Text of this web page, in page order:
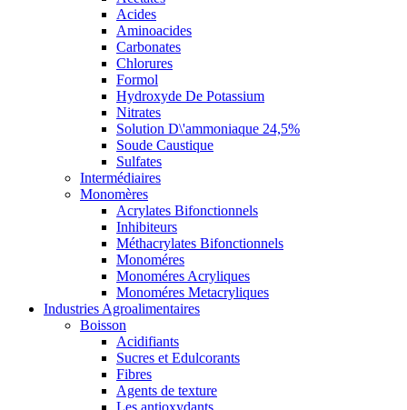
Acides
Aminoacides
Carbonates
Chlorures
Formol
Hydroxyde De Potassium
Nitrates
Solution D\'ammoniaque 24,5%
Soude Caustique
Sulfates
Intermédiaires
Monomères
Acrylates Bifonctionnels
Inhibiteurs
Méthacrylates Bifonctionnels
Monoméres
Monoméres Acryliques
Monoméres Metacryliques
Industries Agroalimentaires
Boisson
Acidifiants
Sucres et Edulcorants
Fibres
Agents de texture
Les antioxydants